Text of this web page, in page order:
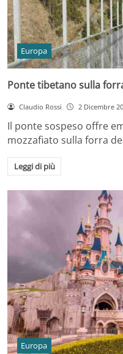
Europa
Ponte tibetano sulla
Claudio Rossi 2 Dicembre
Il ponte sospeso offre
mozzafiato sulla forra
Leggi di più
Europa